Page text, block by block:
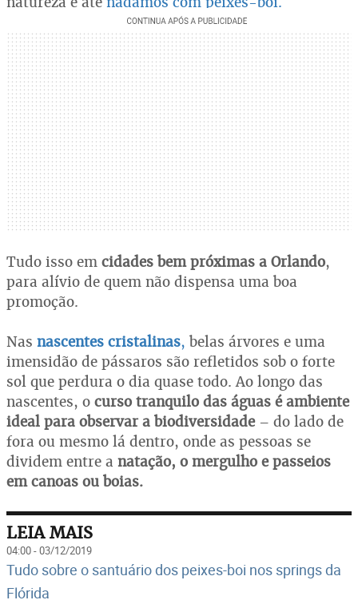
Tudo isso em cidades bem próximas a Orlando,
para alívio de quem não dispensa uma boa
promoção.
Nas nascentes cristalinas, belas árvores e uma
imensidão de pássaros são refletidos sob o forte
sol que perdura o dia quase todo. Ao longo das
nascentes, o curso tranquilo das águas é ambiente
ideal para observar a biodiversidade– do lado de
fora ou mesmo lá dentro, onde as pessoas se
dividem entre a natação, o mergulho e passeios
em canoas ou boias.
LEIA MAIS
04:00 - 03/12/2019
Tudo sobre o santuário dos peixes-boi nos springs da
Flórida